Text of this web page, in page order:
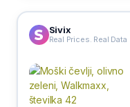
Sivix
Real Prices. Real Data